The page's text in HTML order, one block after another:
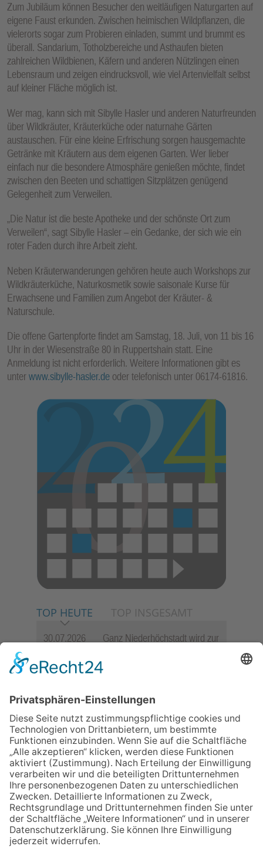
Zum Jubiläum können Besucher den weitläufigen Naturgarten auf
eigene Faust erkunden. Zwischen heimischen Wildpflanzen, die
vielerorts sogar zum Probieren einladen, summt und brummt es
überall. Sandarium, Totholzbereiche und Asthaufen bieten
zahlreichen Wildbienen, Käfern und anderen Nützlingen einen
Lebensraum und zeigen eindrucksvoll, wie viel Artenvielfalt selbst
auf kleiner Fläche möglich ist.
Wer mag, kann sich mit Sibylle Hasler und anderen Naturfreunden
über Wildkräuter, Kräuterküche oder naturnahe Gärten
austauschen. Für eine kleine Erfrischung sorgen hausgemachte
Getränke mit Kräutern aus dem eigenen Garten. Wer lieber
einfach nur die besondere Atmosphäre genießen möchte, findet
zwischen den Beeten und schattigen Sitzplätzen genügend
Gelegenheit zum Verweilen.
„Die Natur ist die beste Apotheke und der schönste Ort zum
Verweilen“, sagt Sibylle Hasler – ein Gedanke, der sich wie ein
roter Faden durch ihre Arbeit zieht.
Neben Kräuterwanderungen gehören heute auch Workshops zur
Wildkräuterküche, Naturkosmetik sowie saisonale Kurse für
Erwachsene und Familien zum Angebot der Kräuter- &
Naturschule.
Die offene Gartenpforte findet am Samstag, 18. Juli, von 11 bis 16
Uhr in der Wiesenstraße 80 in Ruppertshain statt. Eine
Anmeldung ist nicht erforderlich. Weitere Informationen gibt es
unterwww.sibylle-hasler.de oder telefonisch unter 06174-61816.
TOP HEUTE TOP INSGESAMT
30.07.2026
Ganz Niederhöchstadt wird zur
06.08.2026
Jugendchor Hochtaunus
Programm „Changes“
mit Werken von Walter
Wachsmuth
23.07.2026
Zwischen Fachwerk, Wein und
Sommerabend: Der Rettershof
lädt wieder zum Weinfest ein
09.07.2026
Wasserampel steht auf Gelb:
Stadt ruft zum Wassersparen
auf